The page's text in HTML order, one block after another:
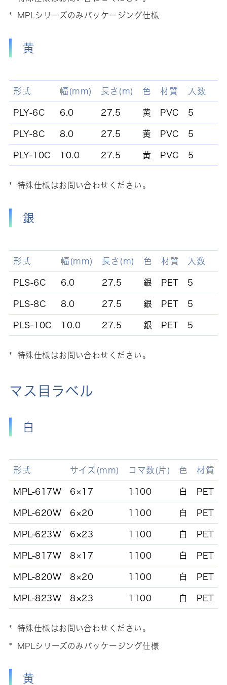
MPLシリーズのみパッケージング仕様
黄
形式 幅(mm) 長さ(m) 色 材質 入数
PLY-6C 6.0 27.5 黄 PVC 5
PLY-8C 8.0 27.5 黄 PVC 5
PLY-10C 10.0 27.5 黄 PVC 5
特殊仕様はお問い合わせください。
銀
形式 幅(mm) 長さ(m) 色 材質 入数
PLS-6C 6.0 27.5 銀 PET 5
PLS-8C 8.0 27.5 銀 PET 5
PLS-10C 10.0 27.5 銀 PET 5
特殊仕様はお問い合わせください。
マス目ラベル
白
形式 サイズ(mm) コマ数(片) 色 材質
MPL-617W 6×17 1100 白 PET
MPL-620W 6×20 1100 白 PET
MPL-623W 6×23 1100 白 PET
MPL-817W 8×17 1100 白 PET
MPL-820W 8×20 1100 白 PET
MPL-823W 8×23 1100 白 PET
特殊仕様はお問い合わせください。
MPLシリーズのみパッケージング仕様
黄